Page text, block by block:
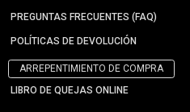
PREGUNTAS FRECUENTES (FAQ)
POLÍTICAS DE DEVOLUCIÓN
ARREPENTIMIENTO DE COMPRA
LIBRO DE QUEJAS ONLINE